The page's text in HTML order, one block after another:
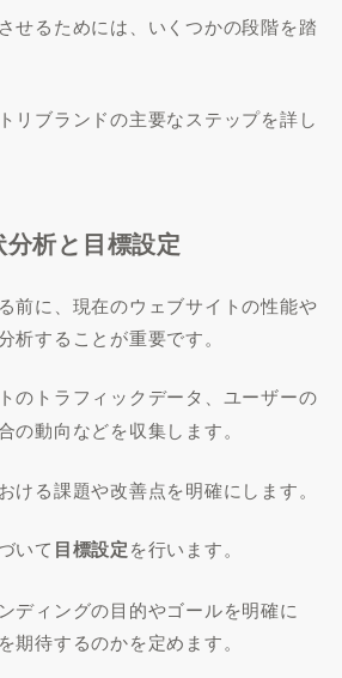
せるためには、いくつかの段階を踏
リブランドの主要なステップを詳し
析と目標設定
前に、現在のウェブサイトの性能や
析することが重要です。
のトラフィックデータ、ユーザーの
の動向などを収集します。
ける課題や改善点を明確にします。
いて 目標設定を行います。
ディングの目的やゴールを明確に
期待するのかを定めます。